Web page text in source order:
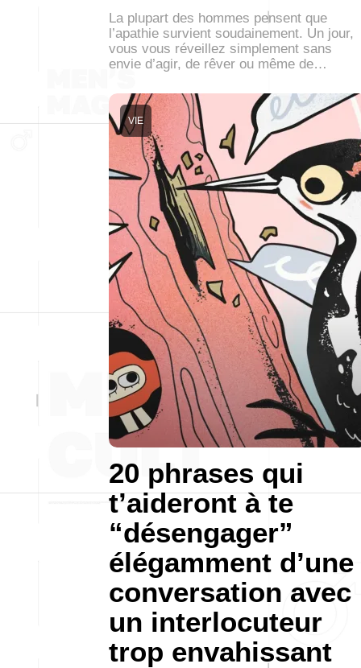
La plupart des hommes pensent que
l’apathie survient soudainement. Un jour,
vous vous réveillez simplement sans
envie d’agir, de rêver ou même de…
20 phrases qui
t’aideront à te
“désengager”
élégamment d’une
conversation avec
un interlocuteur
trop envahissant
VIE